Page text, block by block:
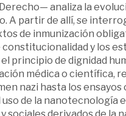
analiza la
A partir de allí, se
de inmunización
y los
principio de dignidad
médica o científica,
nazi hasta los
de la nanotecnología